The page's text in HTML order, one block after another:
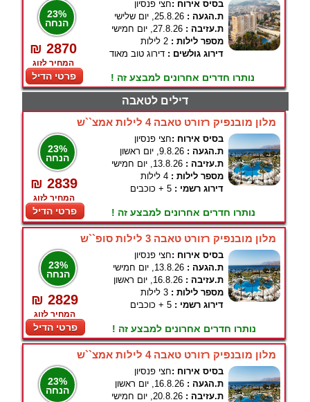
23%
הנחה
₪ 2870
המחיר לזוג
פרטי הדיל
בסיס אירוח :חצי פנסיון
ת.הגעה : 25.8.26, יום שלישי
ת.עזיבה : 27.8.26, יום חמישי
מספר לילות : 2 לילות
דירוג גולשים : דירוג טוב מאוד
נותרו חדרים אחרונים למבצע זה !
דילים לטאבה
מלון מובנפיק רזורט טאבה 4 לילות אמצ``ש
23%
הנחה
₪ 2839
המחיר לזוג
פרטי הדיל
בסיס אירוח :חצי פנסיון
ת.הגעה : 9.8.26, יום ראשון
ת.עזיבה : 13.8.26, יום חמישי
מספר לילות : 4 לילות
דירוג רשמי : 5 + כוכבים
נותרו חדרים אחרונים למבצע זה !
מלון מובנפיק רזורט טאבה 3 לילות סופ``ש
23%
הנחה
₪ 2829
המחיר לזוג
פרטי הדיל
בסיס אירוח :חצי פנסיון
ת.הגעה : 13.8.26, יום חמישי
ת.עזיבה : 16.8.26, יום ראשון
מספר לילות : 3 לילות
דירוג רשמי : 5 + כוכבים
נותרו חדרים אחרונים למבצע זה !
מלון מובנפיק רזורט טאבה 4 לילות אמצ``ש
23%
הנחה
בסיס אירוח :חצי פנסיון
ת.הגעה : 16.8.26, יום ראשון
ת.עזיבה : 20.8.26, יום חמישי